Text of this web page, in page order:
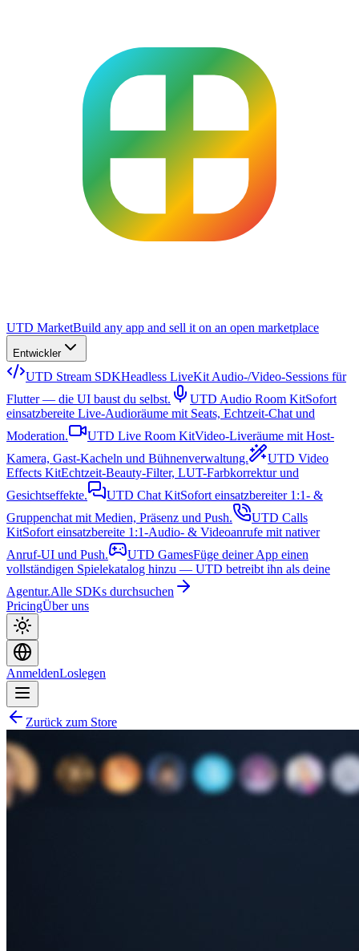
UTD MarketBuild any app and sell it on an open marketplace
Entwickler
UTD Stream SDKHeadless LiveKit Audio-/Video-Sessions für
Flutter — die UI baust du selbst.
UTD Audio Room KitSofort
einsatzbereite Live-Audioräume mit Seats, Echtzeit-Chat und
Moderation.
UTD Live Room KitVideo-Liveräume mit Host-
Kamera, Gast-Kacheln und Bühnenverwaltung.
UTD Video
Effects KitEchtzeit-Beauty-Filter, LUT-Farbkorrektur und
Gesichtseffekte.
UTD Chat KitSofort einsatzbereiter 1:1- &
Gruppenchat mit Medien, Präsenz und Push.
UTD Calls
KitSofort einsatzbereite 1:1-Audio- & Videoanrufe mit nativer
Anruf-UI und Push.
UTD GamesFüge deiner App einen
vollständigen Spielekatalog hinzu — UTD betreibt ihn als deine
Agentur.Alle SDKs durchsuchen
PricingÜber uns
AnmeldenLoslegen
Zurück zum Store